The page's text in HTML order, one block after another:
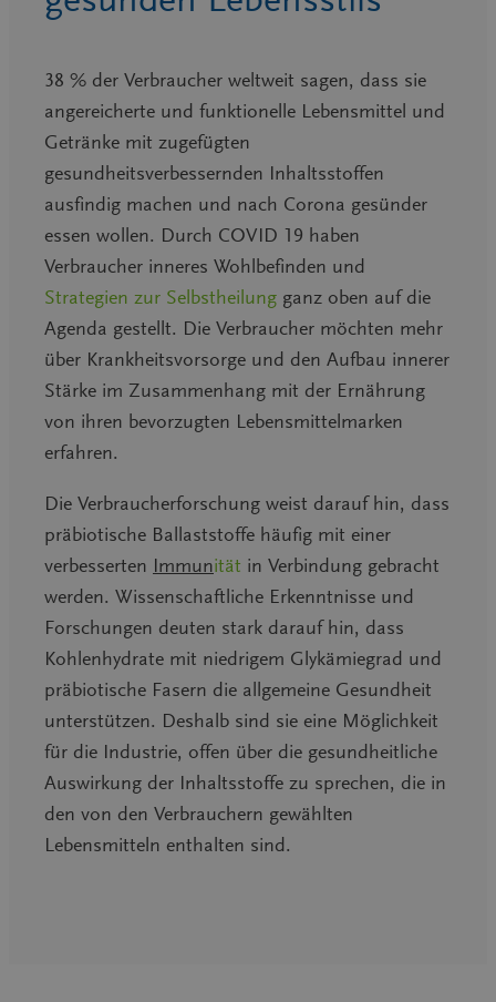
38 % der Verbraucher weltweit sagen, dass sie
angereicherte und funktionelle Lebensmittel und
Getränke mit zugefügten
gesundheitsverbessernden Inhaltsstoffen
ausfindig machen und nach Corona gesünder
essen wollen. Durch COVID 19 haben
Verbraucher inneres Wohlbefinden und
Strategien zur Selbstheilung ganz oben auf die
Agenda gestellt. Die Verbraucher möchten mehr
über Krankheitsvorsorge und den Aufbau innerer
Stärke im Zusammenhang mit der Ernährung
von ihren bevorzugten Lebensmittelmarken
erfahren.
Die Verbraucherforschung weist darauf hin, dass
präbiotische Ballaststoffe häufig mit einer
verbesserten Immunität in Verbindung gebracht
werden. Wissenschaftliche Erkenntnisse und
Forschungen deuten stark darauf hin, dass
Kohlenhydrate mit niedrigem Glykämiegrad und
präbiotische Fasern die allgemeine Gesundheit
unterstützen. Deshalb sind sie eine Möglichkeit
für die Industrie, offen über die gesundheitliche
Auswirkung der Inhaltsstoffe zu sprechen, die in
den von den Verbrauchern gewählten
Lebensmitteln enthalten sind.